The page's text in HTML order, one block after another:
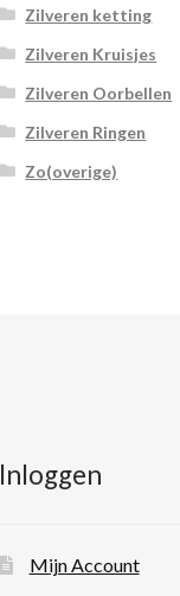
Zilveren ketting
Zilveren Kruisjes
Zilveren Oorbellen
Zilveren Ringen
Zo(overige)
Inloggen
Mijn Account